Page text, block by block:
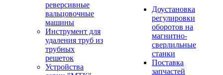
реверсивные
вальцовочные
машины
Инструмент для
удаления труб из
трубных
решеток
Устройства
Доустановка
регулировки
оборотов на
магнитно-
сверлильные
станки
Поставка
запчастей